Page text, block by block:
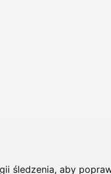
śledzenia, aby